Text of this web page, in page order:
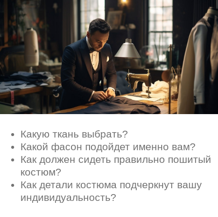
Как должен сидеть правильно пошитый
костюм?
Как детали костюма подчеркнут вашу
индивидуальность?
Ответим на все вопросы в удобном
для вас мессенджере
Max Telegram